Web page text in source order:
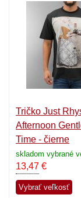
Tričko Just
Afternoon
Time - čierne
skladom vybrané
13,47 €
Vybrať veľkosť